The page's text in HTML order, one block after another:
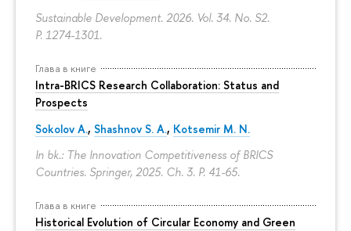
Sustainable Development. 2026. Vol. 34. No. S2.
P. 1274-1301.
Глава в книге
Intra-BRICS Research Collaboration: Status and
Prospects
Sokolov A., Shashnov S. A., Kotsemir M. N.
In bk.: The Innovation Competitiveness of BRICS
Countries. Springer, 2025. Ch. 3. P. 41-65.
Глава в книге
Historical Evolution of Circular Economy and Green